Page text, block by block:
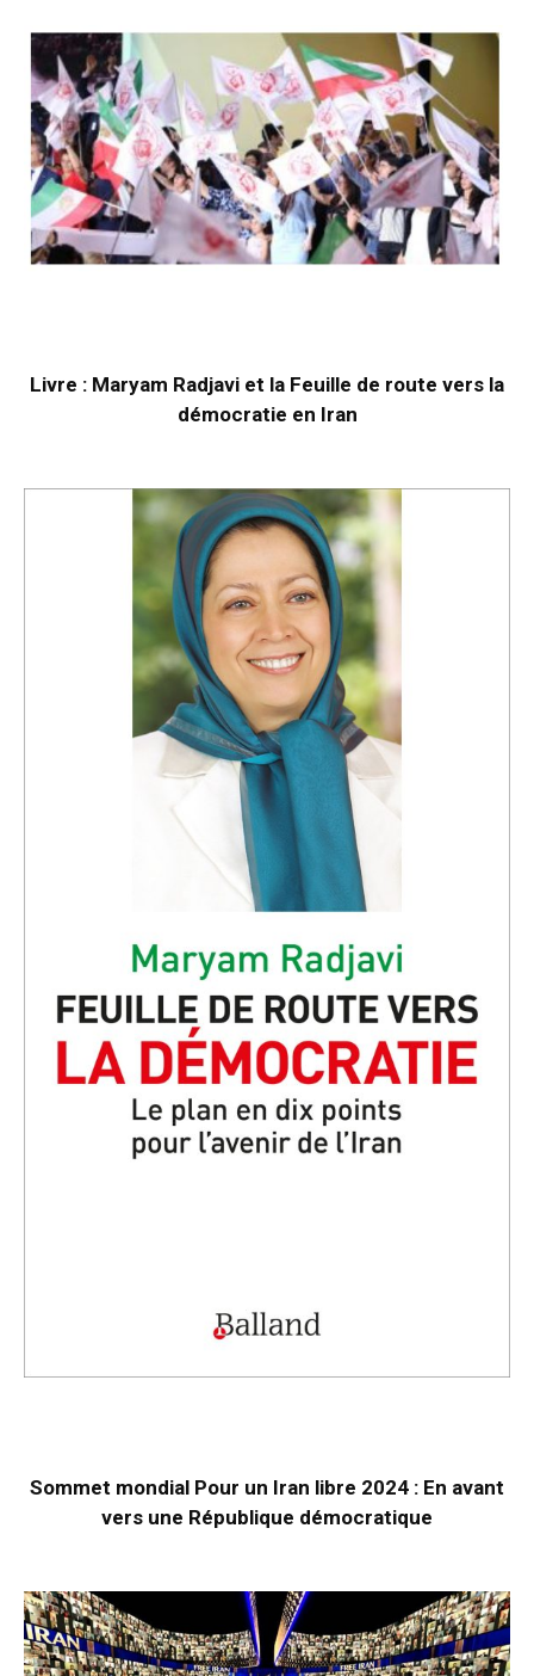
Livre : Maryam Radjavi et la Feuille de route vers la
démocratie en Iran
Sommet mondial Pour un Iran libre 2024 : En avant
vers une République démocratique